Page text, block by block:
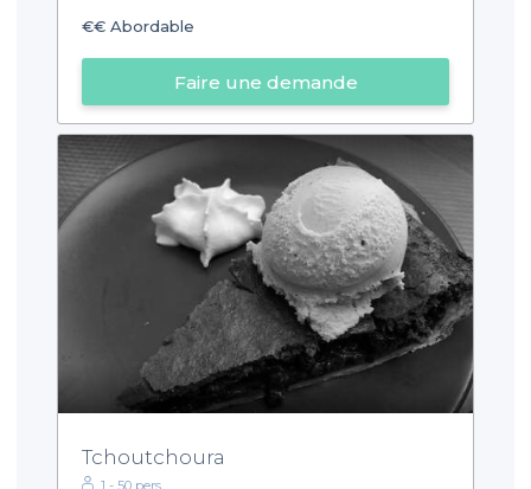
€€ Abordable
Faire une demande
Tchoutchoura
1 - 50 pers.